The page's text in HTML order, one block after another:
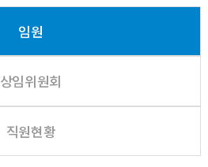
임원
상임위원회
직원현황